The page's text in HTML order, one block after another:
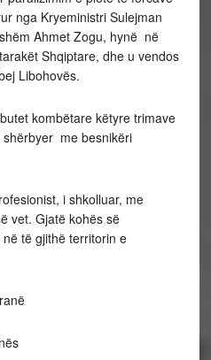
nga Kryeministri Sulejman
Ahmet Zogu, hynë në
Shqiptare, dhe u vendos
Libohovës.
kombëtare këtyre trimave
shërbyer me besnikëri
i shkolluar, me
vet. Gjatë kohës së
të gjithë territorin e